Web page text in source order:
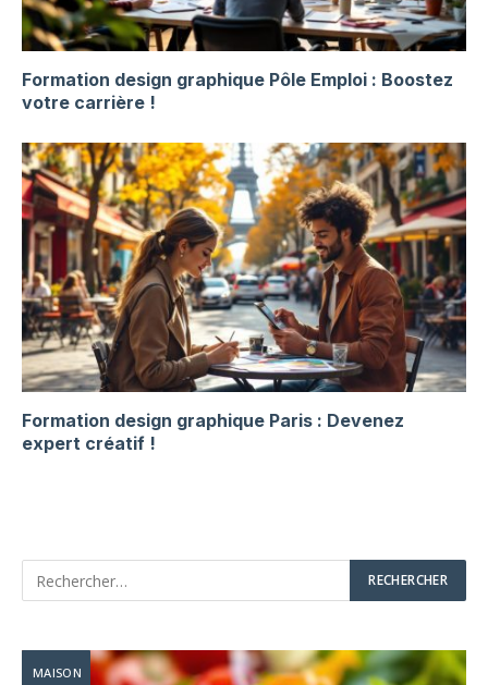
Formation design graphique Pôle Emploi : Boostez
votre carrière !
Formation design graphique Paris : Devenez
expert créatif !
MAISON